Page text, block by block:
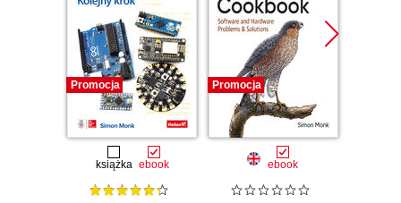
Promocja
książka ebook
Promocja
ebook